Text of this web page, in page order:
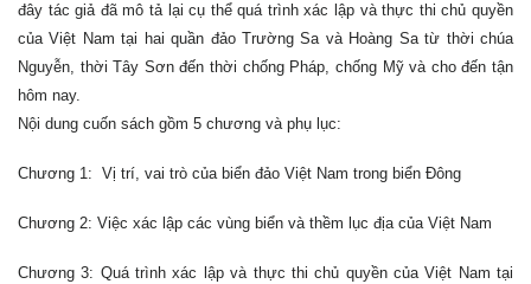
đây tác giả đã mô tả lại cụ thể quá trình xác lập và thực thi chủ quyền
của Việt Nam tại hai quần đảo Trường Sa và Hoàng Sa từ thời chúa
Nguyễn, thời Tây Sơn đến thời chống Pháp, chống Mỹ và cho đến tận
hôm nay.
Nội dung cuốn sách gồm 5 chương và phụ lục:
Chương 1: Vị trí, vai trò của biển đảo Việt Nam trong biển Đông
Chương 2: Việc xác lập các vùng biển và thềm lục địa của Việt Nam
Chương 3: Quá trình xác lập và thực thi chủ quyền của Việt Nam tại